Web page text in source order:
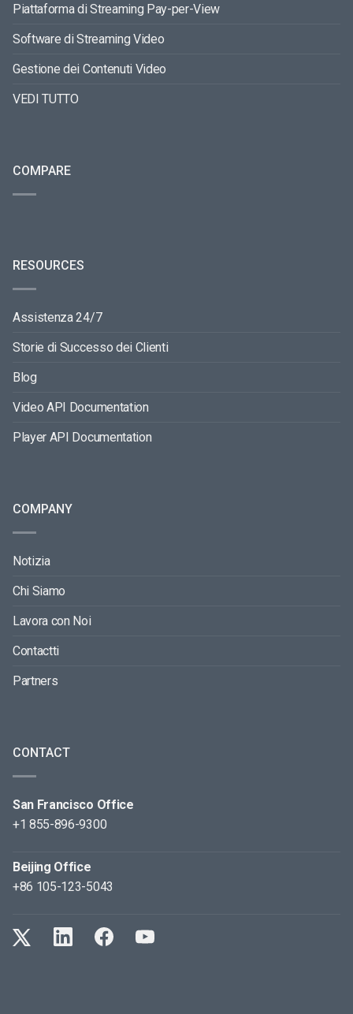
Piattaforma di Streaming Pay-per-View
Software di Streaming Video
Gestione dei Contenuti Video
VEDI TUTTO
COMPARE
RESOURCES
Assistenza 24/7
Storie di Successo dei Clienti
Blog
Video API Documentation
Player API Documentation
COMPANY
Notizia
Chi Siamo
Lavora con Noi
Contactti
Partners
CONTACT
San Francisco Office
+1 855-896-9300
Beijing Office
+86 105-123-5043